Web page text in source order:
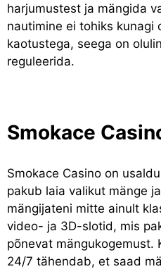
harjumustest ja mängida
nautimine ei tohiks kunagi
kaotustega, seega on
reguleerida.
Smokace
Smokace Casino on
pakub laia valikut mänge
mängijateni mitte ainult
video- ja 3D-slotid, mis
põnevat mängukogemust.
24/7 tähendab, et saad